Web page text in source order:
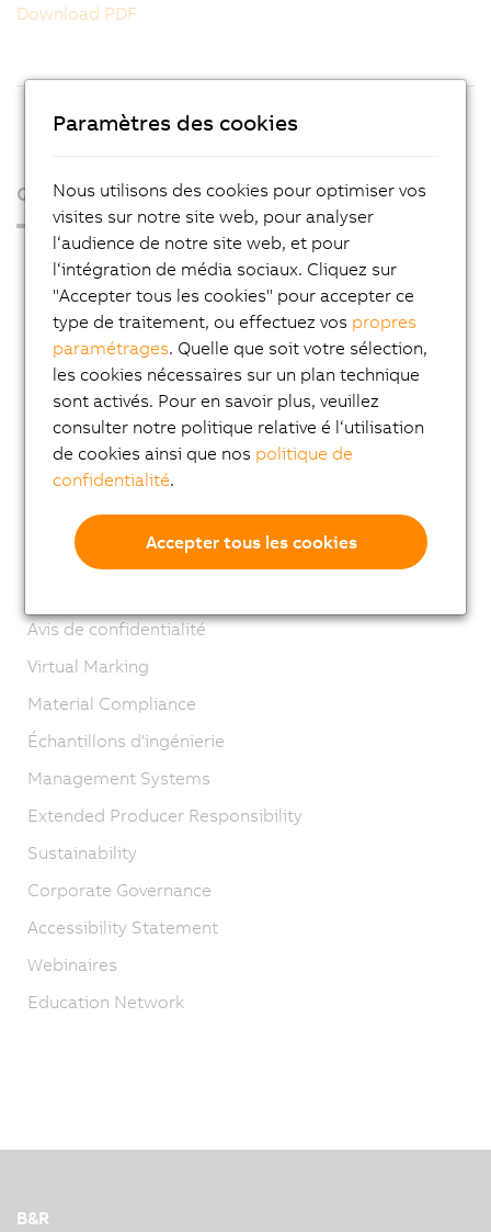
Download PDF
Qui sommes-nous ?
Espace presse
Blog
AutoMates
Service Email News
Carrière
Adresses
Contact
Mentions légales
Avis de confidentialité
Virtual Marking
Material Compliance
Échantillons d'ingénierie
Management Systems
Extended Producer Responsibility
Sustainability
Corporate Governance
Accessibility Statement
Webinaires
Education Network
B&R
Paramètres des cookies
Nous utilisons des cookies pour optimiser vos
visites sur notre site web, pour analyser
l‘audience de notre site web, et pour
l‘intégration de média sociaux. Cliquez sur
"Accepter tous les cookies" pour accepter ce
type de traitement, ou effectuez vos propres
paramétrages. Quelle que soit votre sélection,
les cookies nécessaires sur un plan technique
sont activés. Pour en savoir plus, veuillez
consulter notre politique relative é l‘utilisation
de cookies ainsi que nos politique de
confidentialité.
Accepter tous les cookies